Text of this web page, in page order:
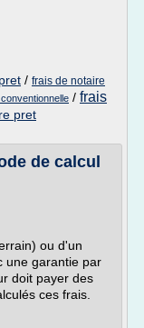
/ frais de notaire
/ frais
pret
de calcul
ou d'un
une garantie par
doit payer des
ces frais.